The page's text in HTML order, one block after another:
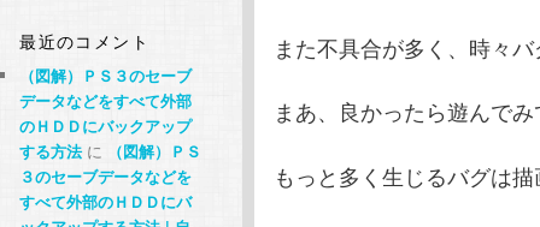
また不具合が多く、時々
まあ、良かったら遊んで
もっと多く生じるバグは
最近のコメント
（図解）ＰＳ３のセーブ
データなどをすべて外部
のＨＤＤにバックアップ
する方法に
（図解）ＰＳ
３のセーブデータなどを
すべて外部のＨＤＤにバ